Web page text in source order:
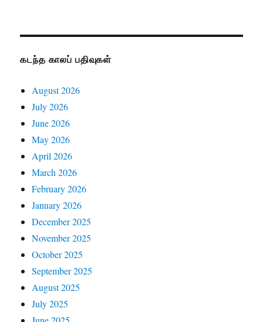
கடந்த காலப் பதிவுகள்
August 2026
July 2026
June 2026
May 2026
April 2026
March 2026
February 2026
January 2026
December 2025
November 2025
October 2025
September 2025
August 2025
July 2025